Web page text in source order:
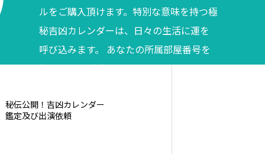
ルをご購入頂けます。特別な意味を持つ極
秘吉凶カレンダーは、日々の生活に運を
呼び込みます。 あなたの所属部屋番号を
調べてからご購入ください。
秘伝公開！吉凶カレンダー
鑑定及び出演依頼